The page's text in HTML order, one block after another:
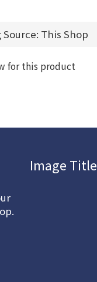
for this product
Image Title